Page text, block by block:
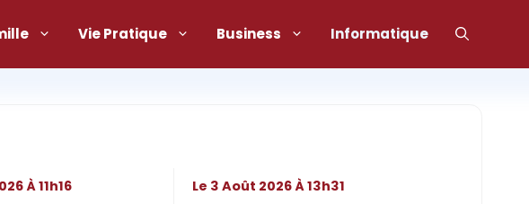
Vie Pratique Business Informatique
À 11h16 Le 3 Août 2026 À 13h31